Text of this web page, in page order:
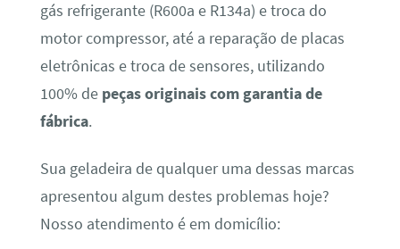
gás refrigerante (R600a e R134a) e troca do
motor compressor, até a reparação de placas
eletrônicas e troca de sensores, utilizando
100% de peças originais com garantia de
fábrica.
Sua geladeira de qualquer uma dessas marcas
apresentou algum destes problemas hoje?
Nosso atendimento é em domicílio: